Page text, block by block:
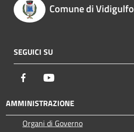
Comune di Vidigulfo
SEGUICI SU
Facebook
AMMINISTRAZIONE
Organi di Governo